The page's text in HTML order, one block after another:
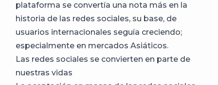
plataforma se convertía una nota más en la
historia de las redes sociales, su base, de
usuarios internacionales seguía creciendo;
especialmente en mercados Asiáticos.
Las redes sociales se convierten en parte de
nuestras vidas